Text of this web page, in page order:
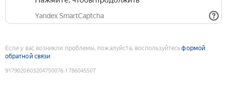
Yandex SmartCaptcha
Если у вас возникли проблемы, пожалуйста, воспользуйтесьформой
обратной связи
9179020603204750076:1786045507